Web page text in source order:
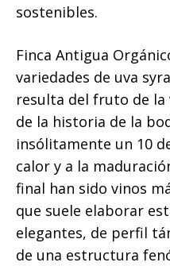
sostenibles.
Finca Antigua
variedades de uva
resulta del fruto de
de la historia de la
insólitamente un 10
calor y a la
final han sido vinos
que suele elaborar
elegantes, de perfil
de una estructura